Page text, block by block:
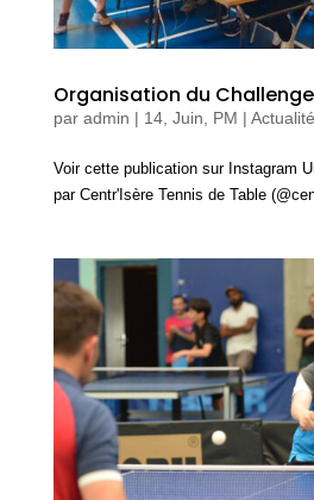
Organisation du
par admin | 14, Juin, PM |
Voir cette publication sur Instagram
par Centr'Isère Tennis de Table